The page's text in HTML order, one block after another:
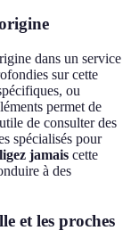
dans un service
sur cette
ou
permet de
de consulter des
spécialisés pour
jamais cette
à des
et les proches